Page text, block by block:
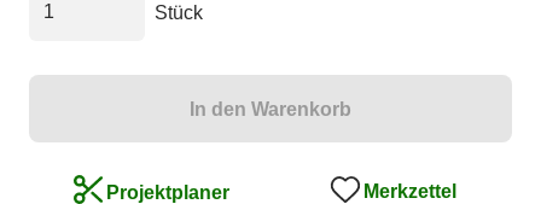
Stück
In den Warenkorb
Projektplaner Merkzettel